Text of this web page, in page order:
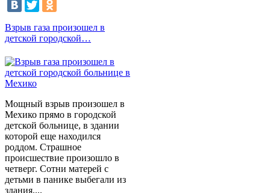
Взрыв газа произошел в
детской городской…
Мощный взрыв произошел в
Мехико прямо в городской
детской больнице, в здании
которой еще находился
роддом. Страшное
происшествие произошло в
четверг. Сотни матерей с
детьми в панике выбегали из
здания....